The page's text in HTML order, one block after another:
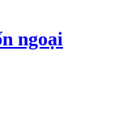
ngoại